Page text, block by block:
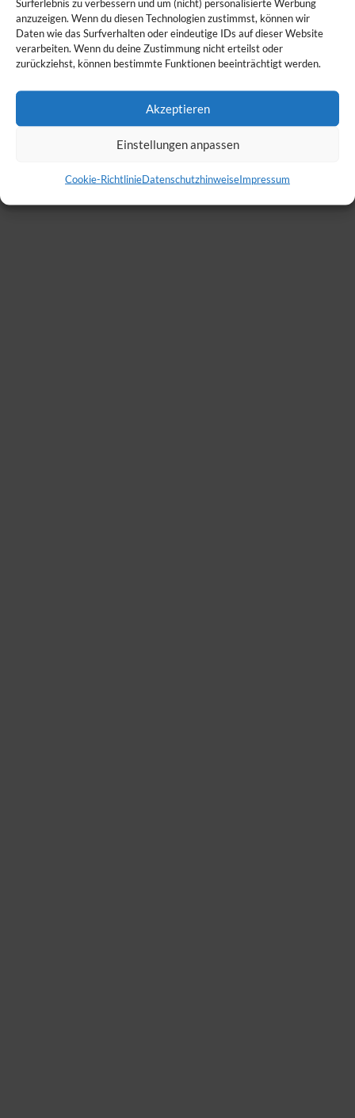
anzuzeigen. Wenn du diesen Technologien zustimmst, können wir
Daten wie das Surfverhalten oder eindeutige IDs auf dieser Website
verarbeiten. Wenn du deine Zustimmung nicht erteilst oder
zurückziehst, können bestimmte Funktionen beeinträchtigt werden.
Akzeptieren
Einstellungen anpassen
Cookie-RichtlinieDatenschutzhinweiseImpressum